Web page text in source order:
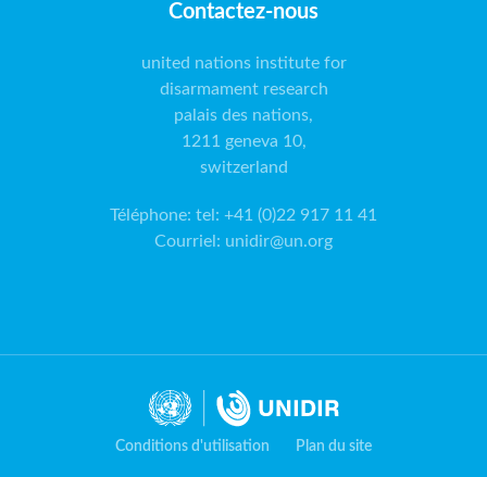
Contactez-nous
united nations institute for
disarmament research
palais des nations,
1211 geneva 10,
switzerland
Téléphone: tel: +41 (0)22 917 11 41
Courriel : unidir@un.org
Conditions d'utilisation Plan du site